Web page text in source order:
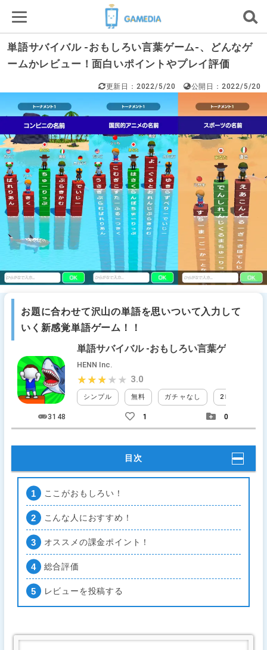
単語サバイバル -おもしろい言葉ゲーム-、どんなゲ
ームかレビュー！面白いポイントやプレイ評価
更新日：2022/5/20 公開日：2022/5/20
お題に合わせて沢山の単語を思いついて入力して
いく新感覚単語ゲーム！！
単語サバイバル -おもしろい言葉ゲーム-
HENN Inc.
シンプル 無料 ガチャなし 2Ｄ
★★★★★
★★★★★ 3.0
3148 1 0
目次
ここがおもしろい！
こんな人におすすめ！
オススメの課金ポイント！
総合評価
レビューを投稿する